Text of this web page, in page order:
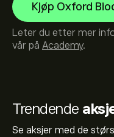
Trendende
Se aksjer med de
Kjøp Oxford
Leter du etter mer
vår på Academy.